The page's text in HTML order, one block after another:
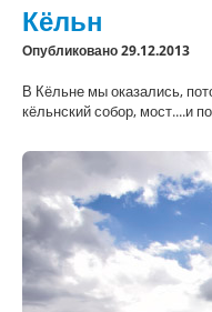
Кёльн
Опубликовано 29.12.2013
В Кёльне мы оказались,
кёльнский собор, мост....и